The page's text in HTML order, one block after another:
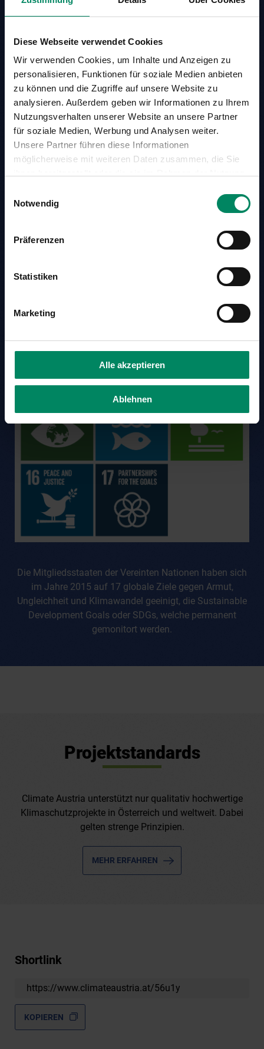
Diese Webseite verwendet Cookies
Wir verwenden Cookies, um Inhalte und Anzeigen zu
personalisieren, Funktionen für soziale Medien anbieten
zu können und die Zugriffe auf unsere Website zu
analysieren. Außerdem geben wir Informationen zu Ihrem
Nutzungsverhalten unserer Website an unsere Partner
für soziale Medien, Werbung und Analysen weiter.
Unsere Partner führen diese Informationen
möglicherweise mit weiteren Daten zusammen, die Sie
Notwendig
Präferenzen
Statistiken
Marketing
Alle akzeptieren
Ablehnen
Sustainable Development
Goals (SDG's):
Die Mitgliedsstaaten der Vereinten Nationen haben sich
im Jahre 2015 auf 17 globale Ziele gegen Armut,
Ungleichheit und Klimawandel geeinigt, die Sustainable
Development Goals oder SDGs, welche permanent
gemonitort werden.
Projektstandards
Climate Austria unterstützt nur qualitativ hochwertige
Klimaschutzprojekte in Österreich und weltweit. Dabei
gelten strenge Prinzipien.
MEHR ERFAHREN
Shortlink
https://www.climateaustria.at/56u1y
KOPIEREN